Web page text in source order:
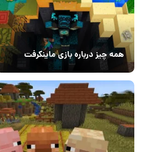
همه چیز درباره بازی ماینکرفت